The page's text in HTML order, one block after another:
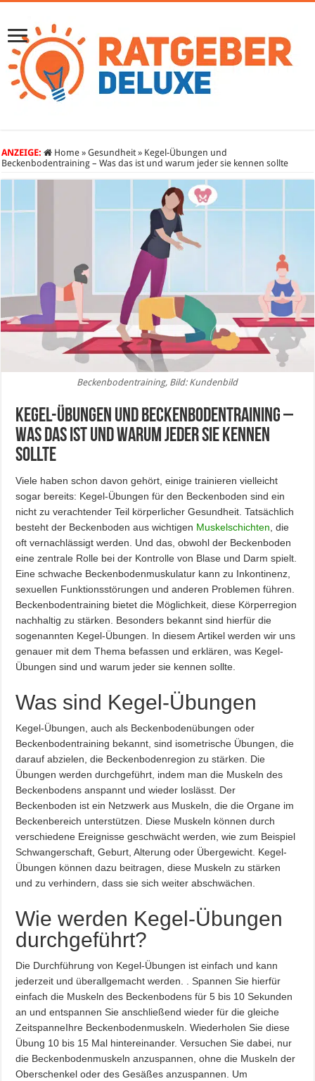
ANZEIGE: Home » Gesundheit » Kegel-Übungen und
Beckenbodentraining – Was das ist und warum jeder sie kennen sollte
Beckenbodentraining, Bild: Kundenbild
Kegel-Übungen und Beckenbodentraining –
Was das ist und warum jeder sie kennen
sollte
Viele haben schon davon gehört, einige trainieren vielleicht
sogar bereits: Kegel-Übungen für den Beckenboden sind ein
nicht zu verachtender Teil körperlicher Gesundheit. Tatsächlich
besteht der Beckenboden aus wichtigen Muskelschichten, die
oft vernachlässigt werden. Und das, obwohl der Beckenboden
eine zentrale Rolle bei der Kontrolle von Blase und Darm spielt.
Eine schwache Beckenbodenmuskulatur kann zu Inkontinenz,
sexuellen Funktionsstörungen und anderen Problemen führen.
Beckenbodentraining bietet die Möglichkeit, diese Körperregion
nachhaltig zu stärken. Besonders bekannt sind hierfür die
sogenannten Kegel-Übungen. In diesem Artikel werden wir uns
genauer mit dem Thema befassen und erklären, was Kegel-
Übungen sind und warum jeder sie kennen sollte.
Was sind Kegel-Übungen
Kegel-Übungen, auch als Beckenbodenübungen oder
Beckenbodentraining bekannt, sind isometrische Übungen, die
darauf abzielen, die Beckenbodenregion zu stärken. Die
Übungen werden durchgeführt, indem man die Muskeln des
Beckenbodens anspannt und wieder loslässt. Der
Beckenboden ist ein Netzwerk aus Muskeln, die die Organe im
Beckenbereich unterstützen. Diese Muskeln können durch
verschiedene Ereignisse geschwächt werden, wie zum Beispiel
Schwangerschaft, Geburt, Alterung oder Übergewicht. Kegel-
Übungen können dazu beitragen, diese Muskeln zu stärken
und zu verhindern, dass sie sich weiter abschwächen.
Wie werden Kegel-Übungen
durchgeführt?
Die Durchführung von Kegel-Übungen ist einfach und kann
jederzeit und überallgemacht werden. . Spannen Sie hierfür
einfach die Muskeln des Beckenbodens für 5 bis 10 Sekunden
an und entspannen Sie anschließend wieder für die gleiche
ZeitspanneIhre Beckenbodenmuskeln. Wiederholen Sie diese
Übung 10 bis 15 Mal hintereinander. Versuchen Sie dabei, nur
die Beckenbodenmuskeln anzuspannen, ohne die Muskeln der
Oberschenkel oder des Gesäßes anzuspannen. Um